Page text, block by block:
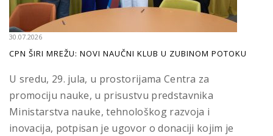
30.07.2026
CPN ŠIRI MREŽU: NOVI NAUČNI KLUB U ZUBINOM POTOKU
U sredu, 29. jula, u prostorijama Centra za
promociju nauke, u prisustvu predstavnika
Ministarstva nauke, tehnološkog razvoja i
inovacija, potpisan je ugovor o donaciji kojim je